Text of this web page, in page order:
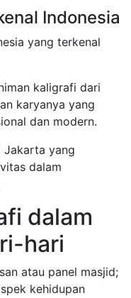
Indonesia
yang terkenal
kaligrafi dari
karyanya yang
dan modern.
Jakarta yang
dalam
dalam
hari
atau panel masjid;
kehidupan